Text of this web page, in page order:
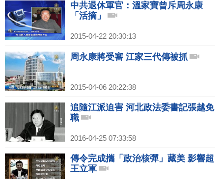
中共退休軍官：溫家寶曾斥周永康
「活摘」
2015-04-22 20:30:13
周永康將受審 江家三代傳被抓
2015-04-06 20:22:38
追隨江派迫害 河北政法委書記張越免
職
2016-04-25 07:33:58
傳令完成攜「政治核彈」藏美 影響超
王立軍